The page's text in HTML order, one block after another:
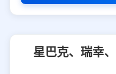
访问密码
星巴克、瑞幸